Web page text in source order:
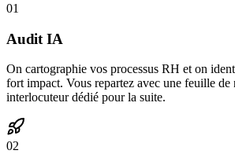
01
Audit IA
On cartographie vos processus RH et on
fort impact. Vous repartez avec une feuille de
interlocuteur dédié pour la suite.
02